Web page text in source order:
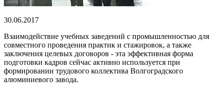
30.06.2017
Взаимодействие учебных заведений с промышленностью для
совместного проведения практик и стажировок, а также
заключения целевых договоров - эта эффективная форма
подготовки кадров сейчас активно используется при
формировании трудового коллектива Волгоградского
алюминиевого завода.